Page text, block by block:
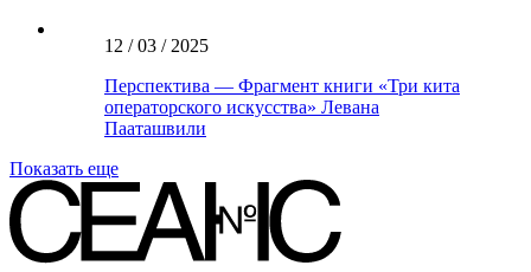
12 / 03 / 2025
Перспектива — Фрагмент книги «Три кита
операторского искусства» Левана
Пааташвили
Показать еще